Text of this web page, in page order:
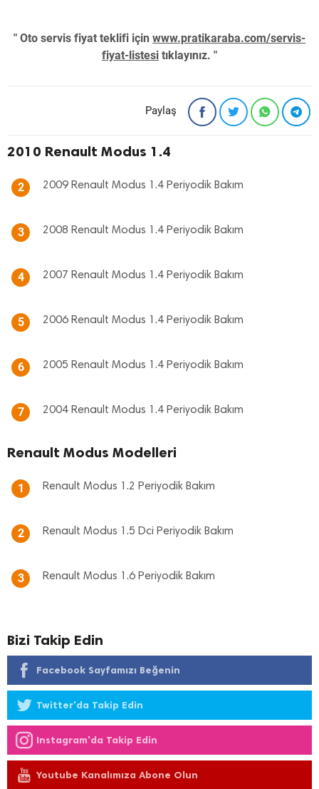
" Oto servis fiyat teklifi için www.pratikaraba.com/servis-
fiyat-listesi tıklayınız. "
Paylaş
2010 Renault Modus 1.4
2 2009 Renault Modus 1.4 Periyodik Bakım
3 2008 Renault Modus 1.4 Periyodik Bakım
4 2007 Renault Modus 1.4 Periyodik Bakım
5 2006 Renault Modus 1.4 Periyodik Bakım
6 2005 Renault Modus 1.4 Periyodik Bakım
7 2004 Renault Modus 1.4 Periyodik Bakım
Renault Modus Modelleri
1 Renault Modus 1.2 Periyodik Bakım
2 Renault Modus 1.5 Dci Periyodik Bakım
3 Renault Modus 1.6 Periyodik Bakım
Bizi Takip Edin
Facebook Sayfamızı Beğenin
Twitter'da Takip Edin
Instagram'da Takip Edin
Youtube Kanalımıza Abone Olun